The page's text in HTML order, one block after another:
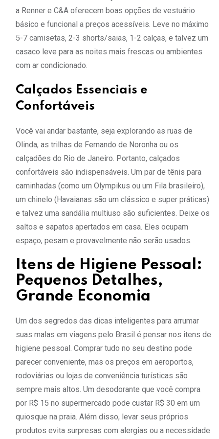
a Renner e C&A oferecem boas opções de vestuário
básico e funcional a preços acessíveis. Leve no máximo
5-7 camisetas, 2-3 shorts/saias, 1-2 calças, e talvez um
casaco leve para as noites mais frescas ou ambientes
com ar condicionado.
Calçados Essenciais e
Confortáveis
Você vai andar bastante, seja explorando as ruas de
Olinda, as trilhas de Fernando de Noronha ou os
calçadões do Rio de Janeiro. Portanto, calçados
confortáveis são indispensáveis. Um par de tênis para
caminhadas (como um Olympikus ou um Fila brasileiro),
um chinelo (Havaianas são um clássico e super práticas)
e talvez uma sandália multiuso são suficientes. Deixe os
saltos e sapatos apertados em casa. Eles ocupam
espaço, pesam e provavelmente não serão usados.
Itens de Higiene Pessoal:
Pequenos Detalhes,
Grande Economia
Um dos segredos das dicas inteligentes para arrumar
suas malas em viagens pelo Brasil é pensar nos itens de
higiene pessoal. Comprar tudo no seu destino pode
parecer conveniente, mas os preços em aeroportos,
rodoviárias ou lojas de conveniência turísticas são
sempre mais altos. Um desodorante que você compra
por R$ 15 no supermercado pode custar R$ 30 em um
quiosque na praia. Além disso, levar seus próprios
produtos evita surpresas com alergias ou a necessidade